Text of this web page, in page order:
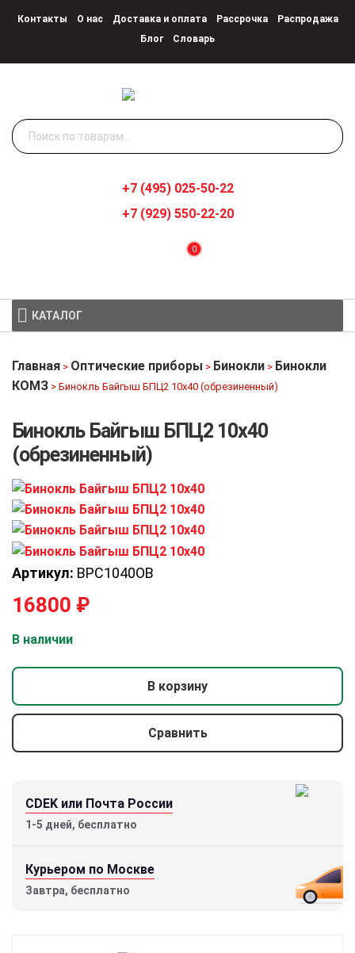
Контакты О нас Доставка и оплата Рассрочка
Распродажа
Блог
Словарь
Искать:
0
+7 (495) 025-50-22
+7 (929) 550-22-20
КАТАЛОГ
Главная > Оптические приборы > Бинокли > Бинокли
КОМЗ > Бинокль Байгыш БПЦ2 10х40 (обрезиненный)
Бинокль Байгыш БПЦ2 10х40
(обрезиненный)
Артикул: BPC1040OB
16800 ₽
В наличии
В корзину
Сравнить
CDEK или Почта России
1-5 дней, бесплатно
Курьером по Москве
Завтра, бесплатно